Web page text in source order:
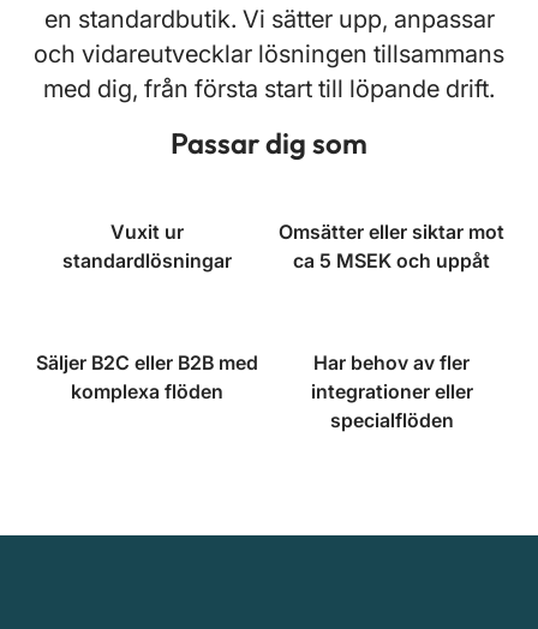
en standardbutik. Vi sätter upp, anpassar
och vidareutvecklar lösningen tillsammans
med dig, från första start till löpande drift.
Passar dig som
Vuxit ur
standardlösningar
Omsätter eller siktar mot
ca 5 MSEK och uppåt
Säljer B2C eller B2B med
komplexa flöden
Har behov av fler
integrationer eller
specialflöden